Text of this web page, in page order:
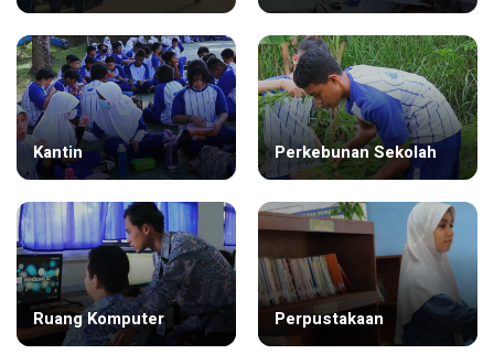
Kantin Perkebunan Sekolah
Ruang Komputer Perpustakaan